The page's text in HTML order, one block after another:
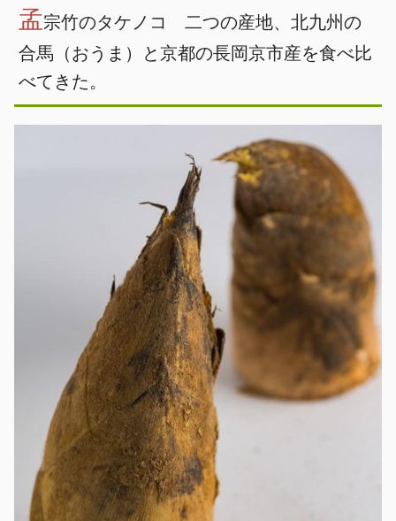
孟宗竹のタケノコ 二つの産地、北九州の
合馬（おうま）と京都の長岡京市産を食べ比
べてきた。